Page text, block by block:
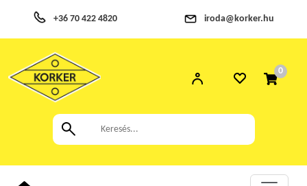
+36 70 422 4820 iroda@korker.hu
0